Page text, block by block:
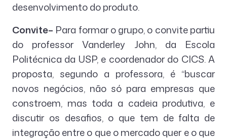
desenvolvimento do produto.
Convite– Para formar o grupo, o convite partiu
do professor Vanderley John, da Escola
Politécnica da USP, e coordenador do CICS. A
proposta, segundo a professora, é “buscar
novos negócios, não só para empresas que
constroem, mas toda a cadeia produtiva, e
discutir os desafios, o que tem de falta de
integração entre o que o mercado quer e o que